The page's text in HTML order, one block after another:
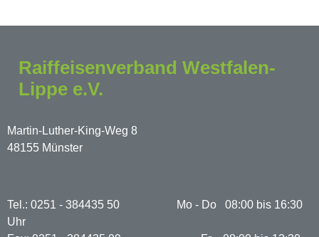
Raiffeisenverband Westfalen-
Lippe e.V.
Martin-Luther-King-Weg 8
48155 Münster
Tel.: 0251 - 384435 50 Mo - Do 08:00 bis 16:30
Uhr